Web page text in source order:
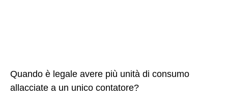
Quando è legale avere più unità di consumo
allacciate a un unico contatore?